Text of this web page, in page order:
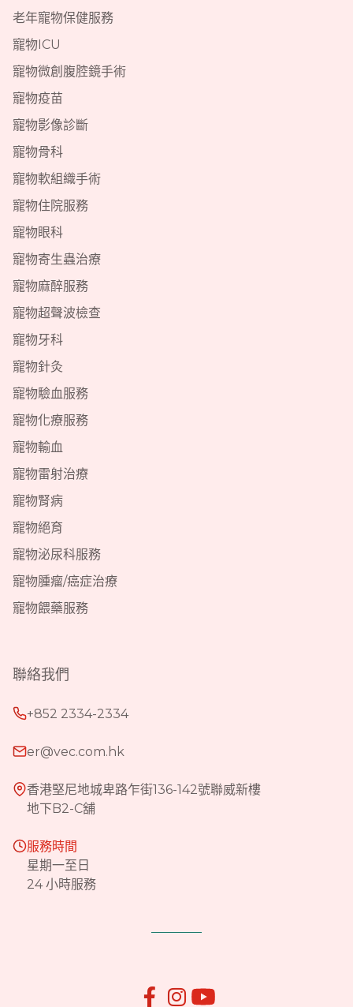
老年寵物保健服務
寵物ICU
寵物微創腹腔鏡手術
寵物疫苗
寵物影像診斷
寵物骨科
寵物軟組織手術
寵物住院服務
寵物眼科
寵物寄生蟲治療
寵物麻醉服務
寵物超聲波檢查
寵物牙科
寵物針灸
寵物驗血服務
寵物化療服務
寵物輸血
寵物雷射治療
寵物腎病
寵物絕育
寵物泌尿科服務
寵物腫瘤/癌症治療
寵物餵藥服務
聯絡我們
+852 2334-2334
er@vec.com.hk
香港堅尼地城卑路乍街136-142號聯威新樓
地下B2-C舖
服務時間
星期一至日
24 小時服務
 